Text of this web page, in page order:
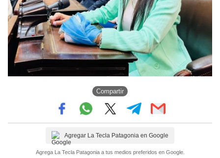
Compartir
Agregar La Tecla Patagonia en Google
Agrega La Tecla Patagonia a tus medios preferidos en Google.